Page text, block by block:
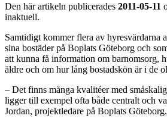
Den här artikeln publicerades 2011-05-11
inaktuell.
Samtidigt kommer flera av hyresvärdarna
sina bostäder på Boplats Göteborg och
att kunna få information om barnomsorg,
äldre och om hur lång bostadskön är i de
– Det finns många kvalitéer med
ligger till exempel ofta både centralt och
Jordan, projektledare på Boplats Göteborg.